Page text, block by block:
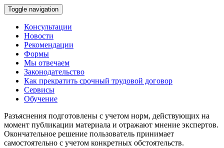
Toggle navigation
Консультации
Новости
Рекомендации
Формы
Мы отвечаем
Законодательство
Как прекратить срочный трудовой договор
Сервисы
Обучение
Разъяснения подготовлены с учетом норм, действующих на
момент публикации материала и отражают мнение экспертов.
Окончательное решение пользователь принимает
самостоятельно с учетом конкретных обстоятельств.